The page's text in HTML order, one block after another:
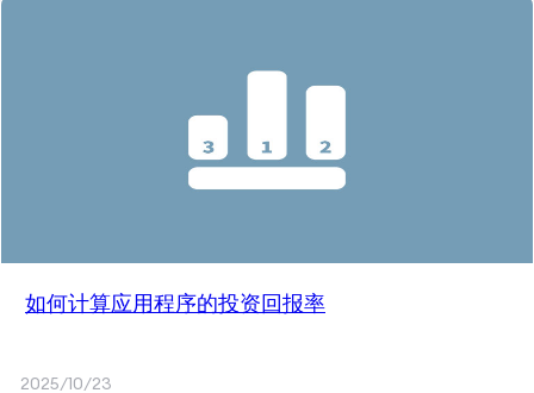
如何计算应用程序的投资回报率
2025/10/23